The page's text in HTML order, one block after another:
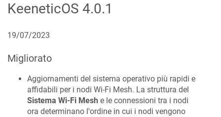
KeeneticOS 4.0.1
19/07/2023
Migliorato
Aggiornamenti del sistema operativo più rapidi e
affidabili per i nodi Wi-Fi Mesh. La struttura del
Sistema Wi-Fi Mesh e le connessioni tra i nodi
ora determinano l'ordine in cui i nodi vengono